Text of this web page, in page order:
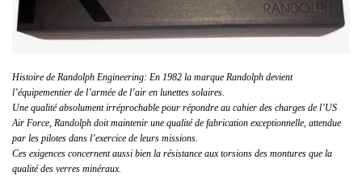
Histoire de Randolph Engineering: En 1982 la marque Randolph devient
l’équipementier de l’armée de l’air en lunettes solaires.
Une qualité absolument irréprochable pour répondre au cahier des charges de l’US
Air Force, Randolph doit maintenir une qualité de fabrication exceptionnelle, attendue
par les pilotes dans l’exercice de leurs missions.
Ces exigences concernent aussi bien la résistance aux torsions des montures que la
qualité des verres minéraux.